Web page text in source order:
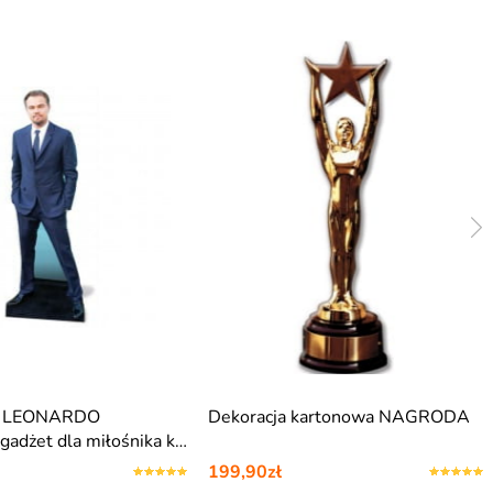
dla miłośnika k…
Dekoracja kartonowa NAGRODA
199,90zł